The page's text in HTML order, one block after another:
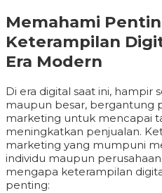
Memahami
Keterampilan
Era Modern
Di era digital saat ini, hampir
maupun besar, bergantung
marketing untuk mencapai
meningkatkan penjualan.
marketing yang mumpuni
individu maupun
mengapa keterampilan
penting: